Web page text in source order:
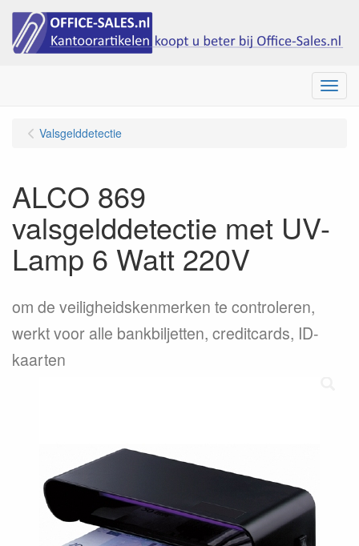
Menu
Valsgelddetectie
ALCO 869
valsgelddetectie met UV-
Lamp 6 Watt 220V
om de veiligheidskenmerken te controleren,
werkt voor alle bankbiljetten, creditcards, ID-
kaarten